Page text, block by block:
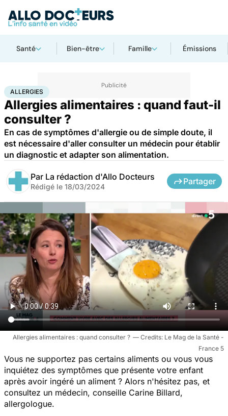
Santé Bien-être Famille Émissions
AccueilSanté Maladies
ALLERGIES
Allergies alimentaires : quand faut-il
consulter ?
En cas de symptômes d'allergie ou de simple doute, il
est nécessaire d'aller consulter un médecin pour établir
un diagnostic et adapter son alimentation.
Par La rédaction d'Allo Docteurs
Rédigé le 18/03/2024
Partager
Allergies alimentaires : quand consulter ?
Le Mag de la Santé -
France 5
Vous ne supportez pas certains aliments ou vous vous
inquiétez des symptômes que présente votre enfant
après avoir ingéré un aliment ? Alors n'hésitez pas, et
consultez un médecin, conseille Carine Billard,
allergologue.